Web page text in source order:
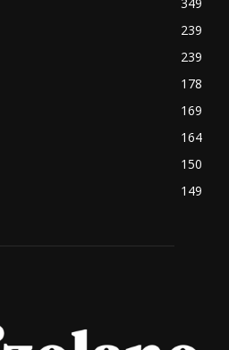
239
239
178
169
164
150
149